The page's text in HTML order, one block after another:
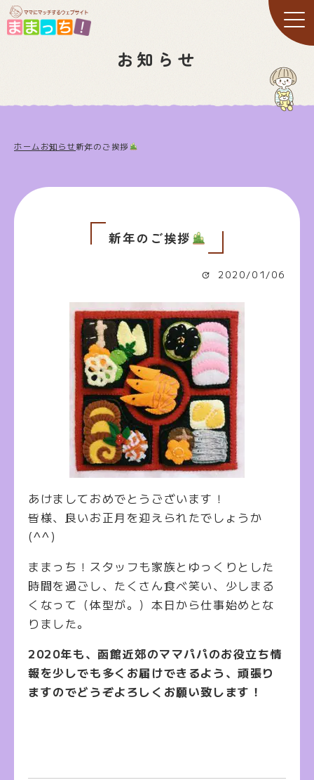
お知らせ
ホーム お知らせ新年のご挨拶
新年のご挨拶
2020/01/06
あけましておめでとうございます！
皆様、良いお正月を迎えられたでしょうか
(^^)
ままっち！スタッフも家族とゆっくりとした
時間を過ごし、たくさん食べ笑い、少しまる
くなって（体型が。）本日から仕事始めとな
りました。
2020年も、函館近郊のママパパのお役立ち情
報を少しでも多くお届けできるよう、頑張り
ますのでどうぞよろしくお願い致します！